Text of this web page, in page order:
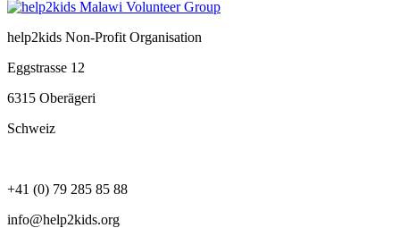
help2kids Non-Profit Organisation
Eggstrasse 12
6315 Oberägeri
Schweiz
+41 (0) 79 285 85 88
info@help2kids.org